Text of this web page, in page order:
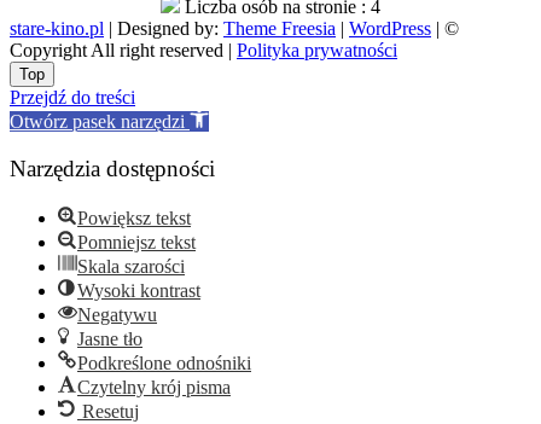
Liczba osób na stronie : 4
stare-kino.pl | Designed by: Theme Freesia | WordPress | ©
Copyright All right reserved | Polityka prywatności
Go
to
top
Top
Przejdź do treści
Otwórz pasek narzędzi
Narzędzia dostępności
Powiększ tekst
Pomniejsz tekst
Skala szarości
Wysoki kontrast
Negatywu
Jasne tło
Podkreślone odnośniki
Czytelny krój pisma
Resetuj